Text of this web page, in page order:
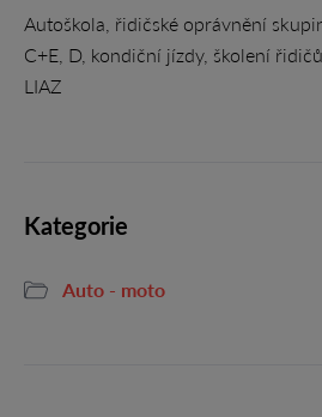
Autoškola, řidičské oprávnění
C+E, D, kondiční jízdy, školení
LIAZ
Kategorie
Auto - moto